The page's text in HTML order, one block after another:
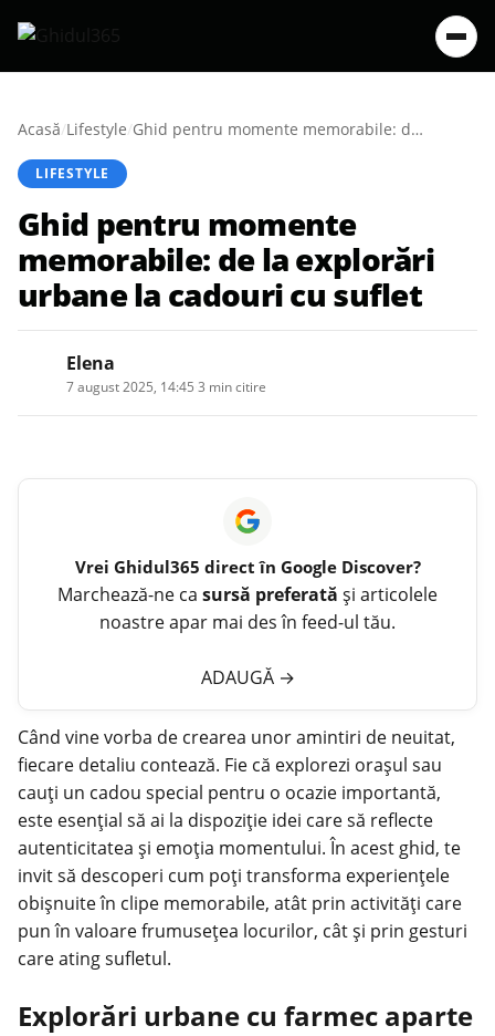
Acasă/Lifestyle/ Ghid pentru momente memorabile: de la explorări urbane la cadouri cu suflet
LIFESTYLE
Ghid pentru momente
memorabile: de la explorări
urbane la cadouri cu suflet
Elena
7 august 2025, 14:45 3 min citire
Vrei Ghidul365 direct în Google Discover?
Marchează-ne ca sursă preferată și articolele
noastre apar mai des în feed-ul tău.
ADAUGĂ →
Când vine vorba de crearea unor amintiri de neuitat,
fiecare detaliu contează. Fie că explorezi orașul sau
cauți un cadou special pentru o ocazie importantă,
este esențial să ai la dispoziție idei care să reflecte
autenticitatea și emoția momentului. În acest ghid, te
invit să descoperi cum poți transforma experiențele
obișnuite în clipe memorabile, atât prin activități care
pun în valoare frumusețea locurilor, cât și prin gesturi
care ating sufletul.
Explorări urbane cu farmec aparte